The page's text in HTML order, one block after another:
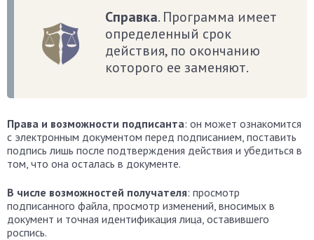
Справка. Программа имеет
определенный срок
действия, по окончанию
которого ее заменяют.
Права и возможности подписанта: он может ознакомится
с электронным документом перед подписанием, поставить
подпись лишь после подтверждения действия и убедиться в
том, что она осталась в документе.
В числе возможностей получателя: просмотр
подписанного файла, просмотр изменений, вносимых в
документ и точная идентификация лица, оставившего
роспись.